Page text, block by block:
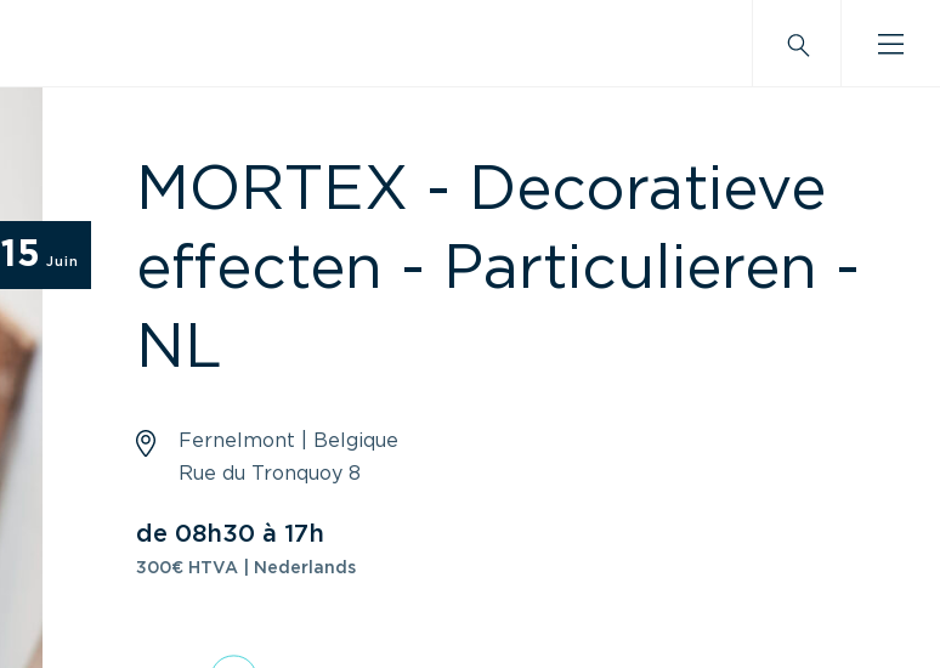
15 Juin
MORTEX - Decoratieve
effecten - Particulieren -
NL
Fernelmont | Belgique
Rue du Tronquoy 8
de 08h30 à 17h
300€ HTVA | Nederlands